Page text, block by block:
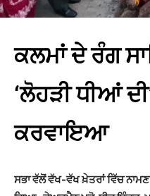
ਕਲਮਾਂ ਦੇ ਰੰਗ
‘ਲੋਹੜੀ ਧੀਆਂ
ਕਰਵਾਇਆ
ਸਭਾ ਵੱਲੋਂ ਵੱਖ-ਵੱਖ ਖ਼ੇਤਰਾਂ ਵਿੱਚ